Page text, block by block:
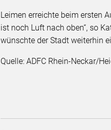
Leimen erreichte beim ersten
ist noch Luft nach oben“, so
wünschte der Stadt weiterhin
Quelle: ADFC Rhein-Neckar/